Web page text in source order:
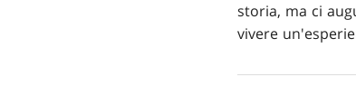
storia, ma ci
vivere